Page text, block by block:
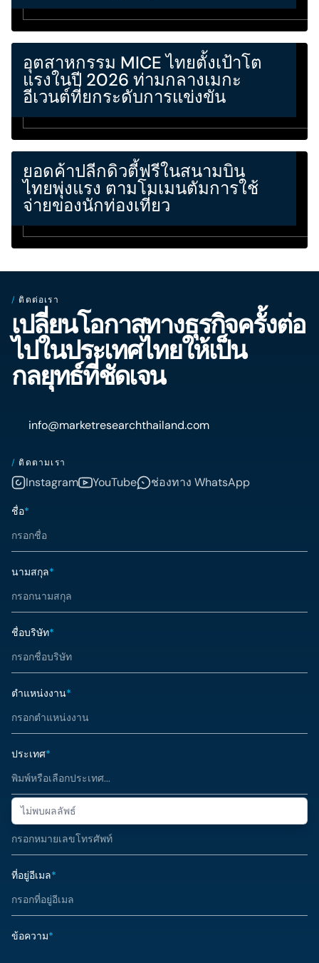
อุตสาหกรรม MICE ไทยตั้งเป้าโต
แรงในปี 2026 ท่ามกลางเมกะ
อีเวนต์ที่ยกระดับการแข่งขัน
ยอดค้าปลีกดิวตี้ฟรีในสนามบิน
ไทยพุ่งแรง ตามโมเมนตัมการใช้
จ่ายของนักท่องเที่ยว
/ ติดต่อเรา
เปลี่ยนโอกาสทางธุรกิจครั้งต่อ
ไปในประเทศไทยให้เป็น
กลยุทธ์ที่ชัดเจน
info@marketresearchthailand.com
/ ติดตามเรา
Instagram YouTube ช่องทาง WhatsApp
ชื่อ*
นามสกุล*
ชื่อบริษัท*
ตำแหน่งงาน*
ประเทศ*
ไม่พบผลลัพธ์
หมายเลขโทรศัพท์
ที่อยู่อีเมล*
ข้อความ*